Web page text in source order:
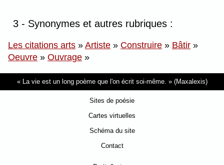
3 - Synonymes et autres rubriques :
Les citations arts » Artiste » Construire » Bâtir »
Oeuvre » Ouvrage »
La vie est un long poème que l'on écrit soi-même. (Maxalexis)
Sites de poésie
Cartes virtuelles
Schéma du site
Contact